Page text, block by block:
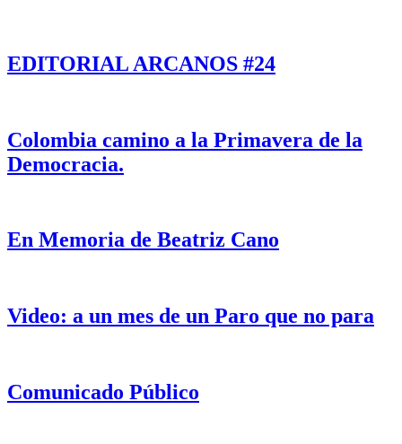
EDITORIAL ARCANOS #24
Colombia camino a la Primavera de la
Democracia.
En Memoria de Beatriz Cano
Video: a un mes de un Paro que no para
Comunicado Público